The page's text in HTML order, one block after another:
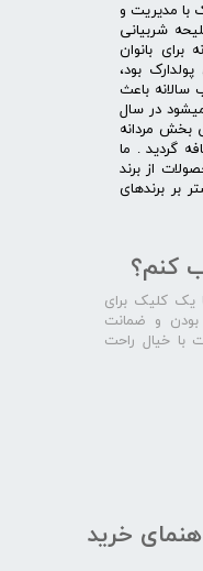
با مدیریت و
شربیانی
برای بانوان
بود،
سالانه باعث
میشود در سال
بخش مردانه
گردید . ما
از برند
بر برندهای
خرید
کنم؟
یک کلیک برای
بودن و ضمانت
عودت با خیال راحت